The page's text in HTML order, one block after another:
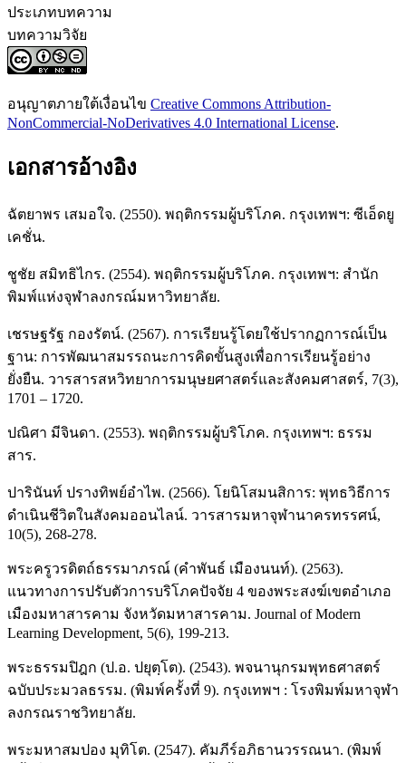
ประเภทบทความ
บทความวิจัย
อนุญาตภายใต้เงื่อนไข Creative Commons Attribution-
NonCommercial-NoDerivatives 4.0 International License.
เอกสารอ้างอิง
ฉัตยาพร เสมอใจ. (2550). พฤติกรรมผู้บริโภค. กรุงเทพฯ: ซีเอ็ดยู
เคชั่น.
ชูชัย สมิทธิไกร. (2554). พฤติกรรมผู้บริโภค. กรุงเทพฯ: สำนัก
พิมพ์แห่งจุฬาลงกรณ์มหาวิทยาลัย.
เชรษฐรัฐ กองรัตน์. (2567). การเรียนรู้โดยใช้ปรากฏการณ์เป็น
ฐาน: การพัฒนาสมรรถนะการคิดขั้นสูงเพื่อการเรียนรู้อย่าง
ยั่งยืน. วารสารสหวิทยาการมนุษยศาสตร์และสังคมศาสตร์, 7(3),
1701 – 1720.
ปณิศา มีจินดา. (2553). พฤติกรรมผู้บริโภค. กรุงเทพฯ: ธรรม
สาร.
ปารินันท์ ปรางทิพย์อำไพ. (2566). โยนิโสมนสิการ: พุทธวิธีการ
ดำเนินชีวิตในสังคมออนไลน์. วารสารมหาจุฬานาครทรรศน์,
10(5), 268-278.
พระครูวรดิตถ์ธรรมาภรณ์ (คําพันธ์ เมืองนนท์). (2563).
แนวทางการปรับตัวการบริโภคปัจจัย 4 ของพระสงฆ์เขตอำเภอ
เมืองมหาสารคาม จังหวัดมหาสารคาม. Journal of Modern
Learning Development, 5(6), 199-213.
พระธรรมปิฎก (ป.อ. ปยุตฺโต). (2543). พจนานุกรมพุทธศาสตร์
ฉบับประมวลธรรม. (พิมพ์ครั้งที่ 9). กรุงเทพฯ : โรงพิมพ์มหาจุฬา
ลงกรณราชวิทยาลัย.
พระมหาสมปอง มุทิโต. (2547). คัมภีร์อภิธานวรรณนา. (พิมพ์